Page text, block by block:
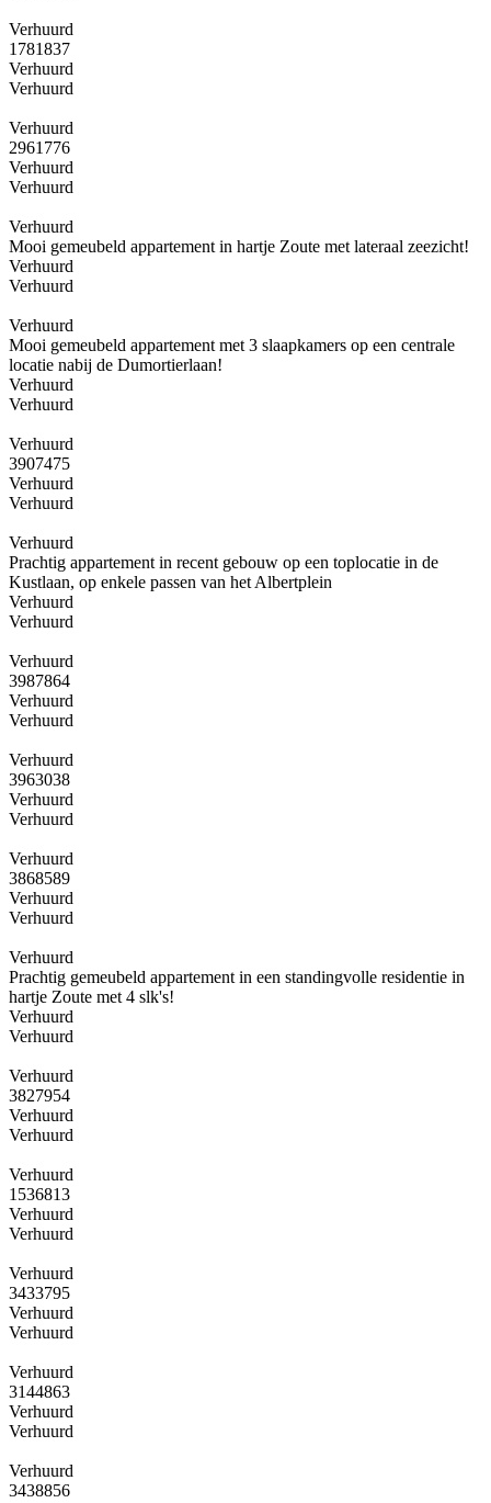
Verhuurd
1781837
Verhuurd
Verhuurd
Verhuurd
2961776
Verhuurd
Verhuurd
Verhuurd
Mooi gemeubeld appartement in hartje Zoute met lateraal zeezicht!
Verhuurd
Verhuurd
Verhuurd
Mooi gemeubeld appartement met 3 slaapkamers op een centrale
locatie nabij de Dumortierlaan!
Verhuurd
Verhuurd
Verhuurd
3907475
Verhuurd
Verhuurd
Verhuurd
Prachtig appartement in recent gebouw op een toplocatie in de
Kustlaan, op enkele passen van het Albertplein
Verhuurd
Verhuurd
Verhuurd
3987864
Verhuurd
Verhuurd
Verhuurd
3963038
Verhuurd
Verhuurd
Verhuurd
3868589
Verhuurd
Verhuurd
Verhuurd
Prachtig gemeubeld appartement in een standingvolle residentie in
hartje Zoute met 4 slk's!
Verhuurd
Verhuurd
Verhuurd
3827954
Verhuurd
Verhuurd
Verhuurd
1536813
Verhuurd
Verhuurd
Verhuurd
3433795
Verhuurd
Verhuurd
Verhuurd
3144863
Verhuurd
Verhuurd
Verhuurd
3438856